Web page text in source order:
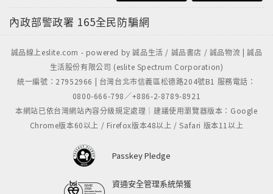
內政部警政署 165全民防騙網
誠品線上eslite.com - powered by 誠品生活 / 誠品書店 / 誠品物流 | 誠品
生活股份有限公司 (eslite Spectrum Corporation)
統一編號：27952966 | 台灣台北市信義區松德路204號B1 服務電話：
0800-666-798／+886-2-8789-8921
本網站已依台灣網站內容分級規定處理｜建議使用瀏覽器版本：Google
Chrome版本60以上 / Firefox版本48以上 / Safari 版本11以上
Passkey Pledge
資通安全管理系統榮獲